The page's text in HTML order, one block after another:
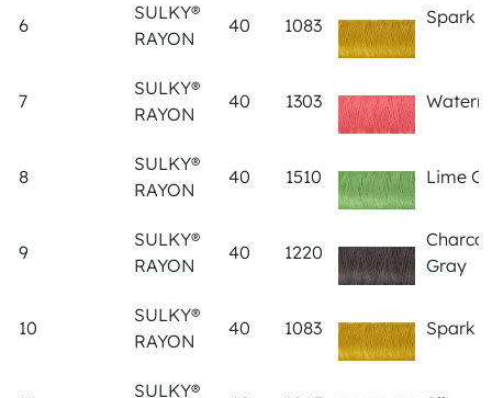
6
SULKY®
RAYON
40 1083 Spark
7
SULKY®
RAYON
40 1303
8
SULKY®
RAYON
40 1510 Lime
9
SULKY®
RAYON
40 1220
Gray
10
SULKY®
RAYON
40 1083 Spark
SULKY®